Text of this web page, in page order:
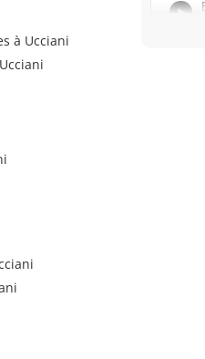
à Ucciani